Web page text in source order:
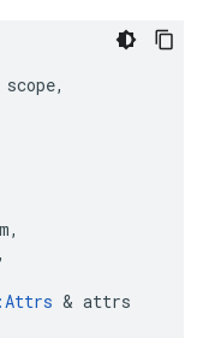
scope,
,
,
Attrs & attrs